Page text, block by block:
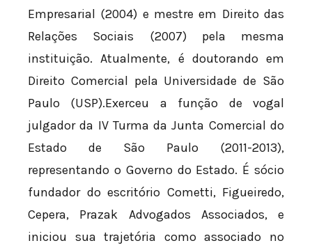
Empresarial (2004) e mestre em Direito das
Relações Sociais (2007) pela mesma
instituição. Atualmente, é doutorando em
Direito Comercial pela Universidade de São
Paulo (USP).Exerceu a função de vogal
julgador da IV Turma da Junta Comercial do
Estado de São Paulo (2011-2013),
representando o Governo do Estado. É sócio
fundador do escritório Cometti, Figueiredo,
Cepera, Prazak Advogados Associados, e
iniciou sua trajetória como associado no